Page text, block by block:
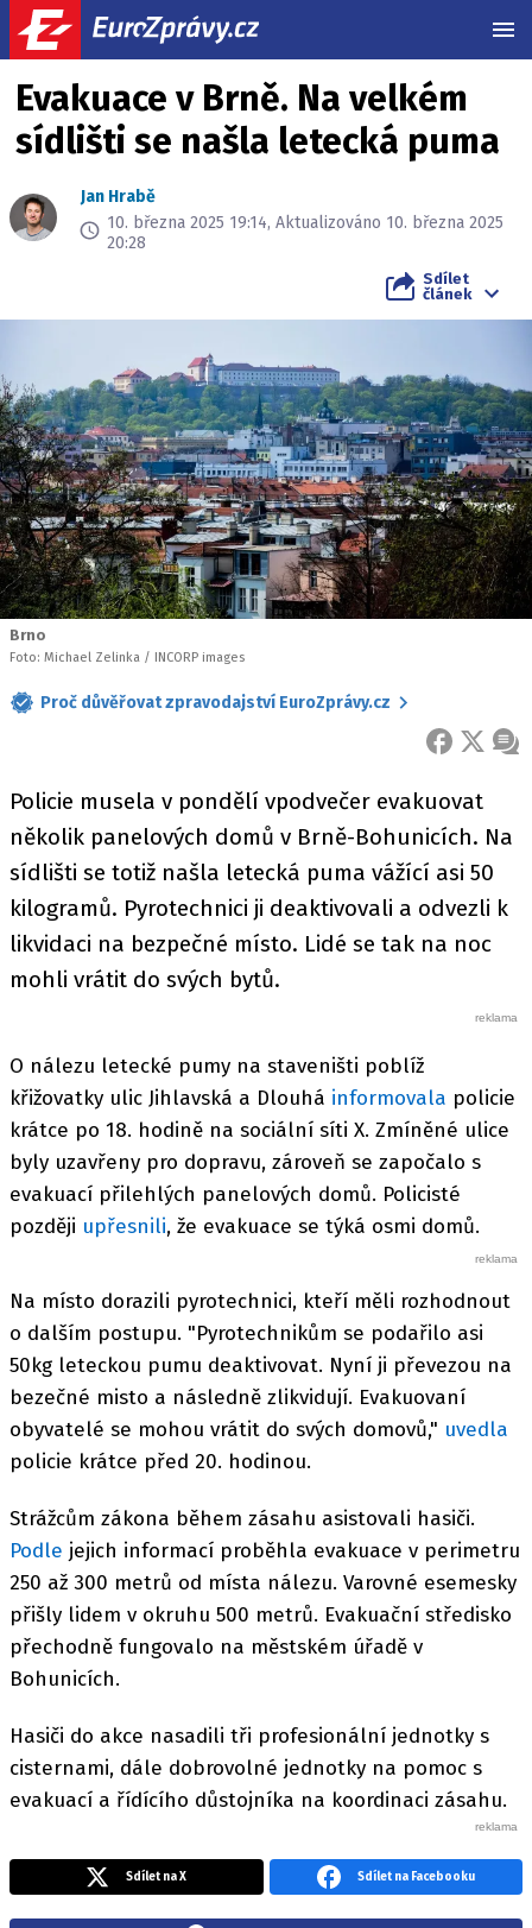
Evakuace v Brně. Na velkém
sídlišti se našla letecká puma
Jan Hrabě
10. března 2025 19:14, Aktualizováno 10. března 2025
20:28
Sdílet
článek
Brno
Foto: Michael Zelinka / INCORP images
Proč důvěřovat zpravodajství EuroZprávy.cz
FACEBOOK
X
Policie musela v pondělí vpodvečer evakuovat
několik panelových domů v Brně-Bohunicích. Na
sídlišti se totiž našla letecká puma vážící asi 50
kilogramů. Pyrotechnici ji deaktivovali a odvezli k
likvidaci na bezpečné místo. Lidé se tak na noc
mohli vrátit do svých bytů.
O nálezu letecké pumy na staveništi poblíž
křižovatky ulic Jihlavská a Dlouhá informovala policie
krátce po 18. hodině na sociální síti X. Zmíněné ulice
byly uzavřeny pro dopravu, zároveň se započalo s
evakuací přilehlých panelových domů. Policisté
později upřesnili, že evakuace se týká osmi domů.
Na místo dorazili pyrotechnici, kteří měli rozhodnout
o dalším postupu. "Pyrotechnikům se podařilo asi
50kg leteckou pumu deaktivovat. Nyní ji převezou na
bezečné misto a následně zlikvidují. Evakuovaní
obyvatelé se mohou vrátit do svých domovů," uvedla
policie krátce před 20. hodinou.
Strážcům zákona během zásahu asistovali hasiči.
Podle jejich informací proběhla evakuace v perimetru
250 až 300 metrů od místa nálezu. Varovné esemesky
přišly lidem v okruhu 500 metrů. Evakuační středisko
přechodně fungovalo na městském úřadě v
Bohunicích.
Hasiči do akce nasadili tři profesionální jednotky s
cisternami, dále dobrovolné jednotky na pomoc s
evakuací a řídícího důstojníka na koordinaci zásahu.
Sdílet na X Sdílet na Facebooku